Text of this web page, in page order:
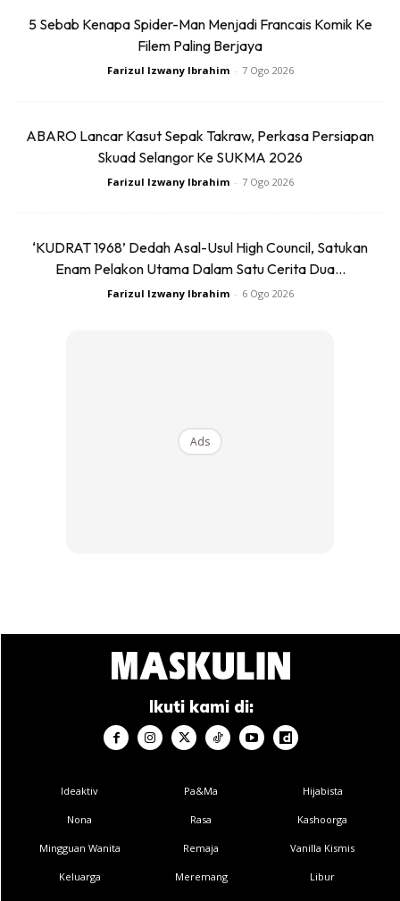
sederhana. Lakukan dalam kiraan 20.
4. Cross Crunch
5 Sebab Kenapa Spider-Man Menjadi Francais Komik Ke
Filem Paling Berjaya
Farizul Izwany Ibrahim - 7 Ogo 2026
ABARO Lancar Kasut Sepak Takraw, Perkasa Persiapan
Skuad Selangor Ke SUKMA 2026
Farizul Izwany Ibrahim - 7 Ogo 2026
‘KUDRAT 1968’ Dedah Asal-Usul High Council, Satukan
Enam Pelakon Utama Dalam Satu Cerita Dua...
Farizul Izwany Ibrahim - 6 Ogo 2026
Ads
Ikuti kami di:
Ideaktiv
Nona
Mingguan Wanita
Keluarga
Pa&Ma
Rasa
Remaja
Meremang
Hijabista
Kashoorga
Vanilla Kismis
Libur